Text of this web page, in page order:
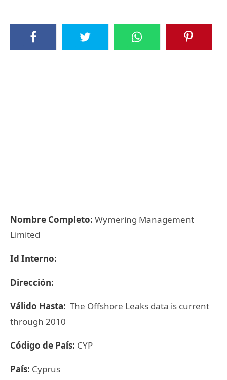
Nombre Completo: Wymering Management
Limited
Id Interno:
Dirección:
Válido Hasta: The Offshore Leaks data is current
through 2010
Código de País: CYP
País: Cyprus